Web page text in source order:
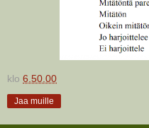
klo 6.50.00
Jaa muille